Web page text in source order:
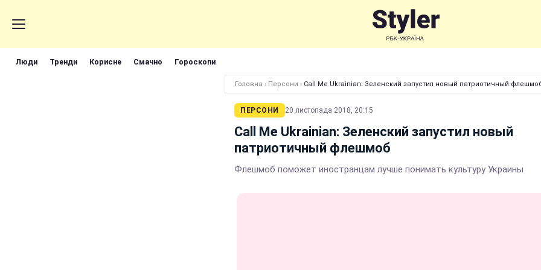
Люди Тренди Корисне Смачно Гороскопи
Головна › Персони › Call Me Ukrainian: Зеленский запустил новый патриотичный
ПЕРСОНИ 20 листопада 2018, 20:15
Call Me Ukrainian: Зеленский запустил новый
патриотичный флешмоб
Флешмоб поможет иностранцам лучше понимать культуру Украины